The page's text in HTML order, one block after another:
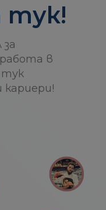
тук!
в